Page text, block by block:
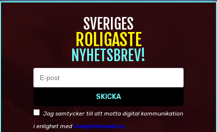
SVERIGES
ROLIGASTE
NYHETSBREV!
SKICKA
Jag samtycker till att motta digital kommunikation
i enlighet medIntegritetspolicyn.